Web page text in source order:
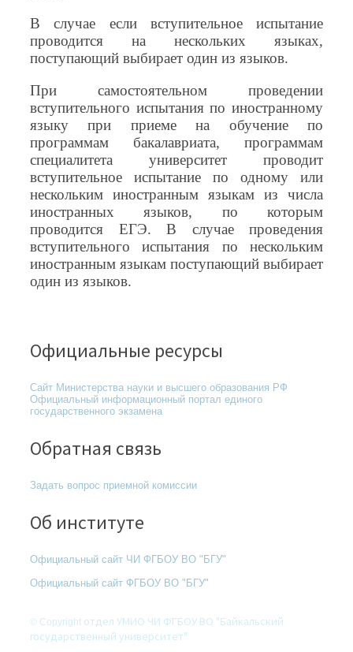
В случае если вступительное испытание
проводится на нескольких языках,
поступающий выбирает один из языков.
При самостоятельном проведении
вступительного испытания по иностранному
языку при приеме на обучение по
программам бакалавриата, программам
специалитета университет проводит
вступительное испытание по одному или
нескольким иностранным языкам из числа
иностранных языков, по которым
проводится ЕГЭ. В случае проведения
вступительного испытания по нескольким
иностранным языкам поступающий выбирает
один из языков.
Официальные ресурсы
Сайт Министерства науки и высшего образования РФ
Официальный информационный портал единого
государственного экзамена
Обратная связь
Задать вопрос приемной комиссии
Об институте
Официальный сайт ЧИ ФГБОУ ВО "БГУ"
Официальный сайт ФГБОУ ВО "БГУ"
© Copyright отдел УМИО ЧИ ФГБОУ ВО "Байкальский
государственный университет"